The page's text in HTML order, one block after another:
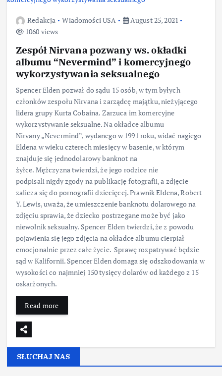
Redakcja Wiadomości USA
August 25, 2021
1060 views
Zespół Nirvana pozwany ws. okładki
albumu “Nevermind” i komercyjnego
wykorzystywania seksualnego
Spencer Elden pozwał do sądu 15 osób, w tym byłych
członków zespołu Nirvana i zarządcę majątku, nieżyjącego
lidera grupy Kurta Cobaina. Zarzuca im komercyjne
wykorzystywanie seksualne. Na okładce albumu
Nirvany „Nevermind”, wydanego w 1991 roku, widać nagiego
Eldena w wieku czterech miesięcy w basenie, w którym
znajduje się jednodolarowy banknot na
żyłce. Mężczyzna twierdzi, że jego rodzice nie
podpisali nigdy zgody na publikację fotografii, a zdjęcie
zalicza się do pornografii dziecięcej. Prawnik Eldena, Robert
Y. Lewis, uważa, że umieszczenie banknotu dolarowego na
zdjęciu sprawia, że dziecko postrzegane może być jako
niewolnik seksualny. Spencer Elden twierdzi, że z powodu
pojawienia się jego zdjęcia na okładce albumu cierpiał
emocjonalnie przez całe życie. Sprawę rozpatrywać będzie
sąd w Kalifornii. Spencer Elden domaga się odszkodowania w
wysokości co najmniej 150 tysięcy dolarów od każdego z 15
oskarżonych.
Read more
SŁUCHAJ NAS